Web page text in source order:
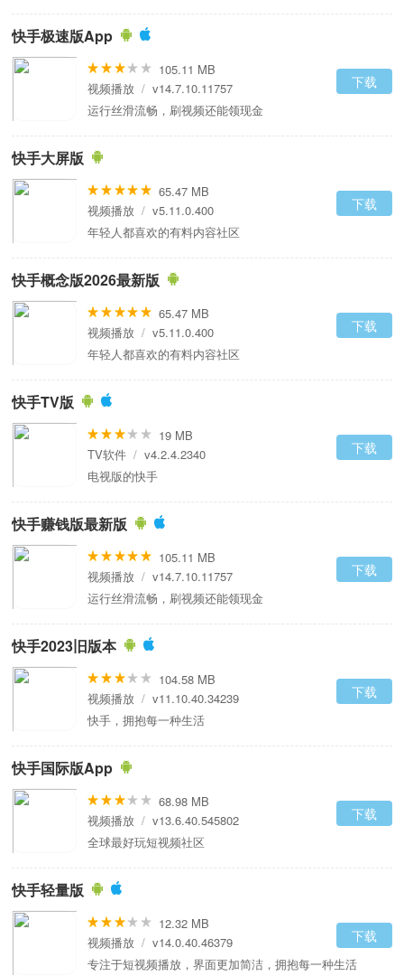
快手极速版App
105.11 MB
视频播放 / v14.7.10.11757
运行丝滑流畅，刷视频还能领现金
下载
快手大屏版
65.47 MB
视频播放 / v5.11.0.400
年轻人都喜欢的有料内容社区
下载
快手概念版2026最新版
65.47 MB
视频播放 / v5.11.0.400
年轻人都喜欢的有料内容社区
下载
快手TV版
19 MB
TV软件 / v4.2.4.2340
电视版的快手
下载
快手赚钱版最新版
105.11 MB
视频播放 / v14.7.10.11757
运行丝滑流畅，刷视频还能领现金
下载
快手2023旧版本
104.58 MB
视频播放 / v11.10.40.34239
快手，拥抱每一种生活
下载
快手国际版App
68.98 MB
视频播放 / v13.6.40.545802
全球最好玩短视频社区
下载
快手轻量版
12.32 MB
视频播放 / v14.0.40.46379
专注于短视频播放，界面更加简洁，拥抱每一种生活
下载